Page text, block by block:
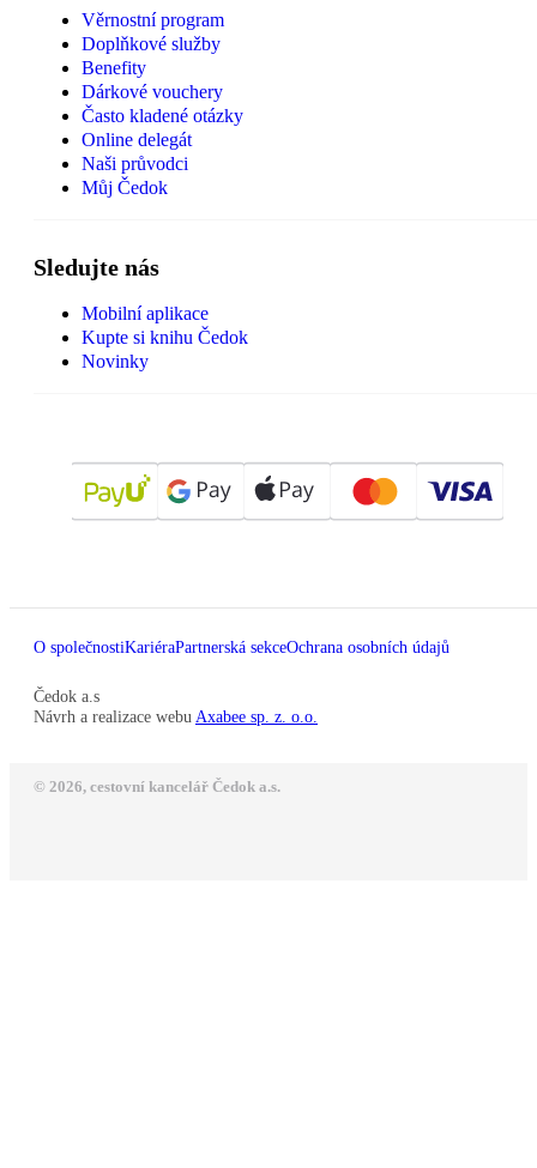
Věrnostní program
Doplňkové služby
Benefity
Dárkové vouchery
Často kladené otázky
Online delegát
Naši průvodci
Můj Čedok
Sledujte nás
Mobilní aplikace
Kupte si knihu Čedok
Novinky
O společnostiKariéraPartnerská sekceOchrana osobních údajů
Čedok a.s
Návrh a realizace webu Axabee sp. z. o.o.
© 2026, cestovní kancelář Čedok a.s.